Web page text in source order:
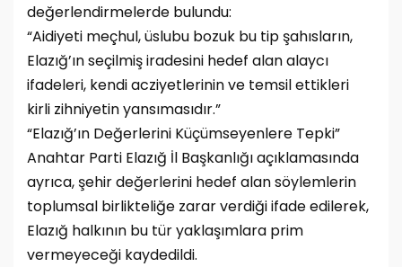
değerlendirmelerde bulundu:
“Aidiyeti meçhul, üslubu bozuk bu tip şahısların,
Elazığ’ın seçilmiş iradesini hedef alan alaycı
ifadeleri, kendi acziyetlerinin ve temsil ettikleri
kirli zihniyetin yansımasıdır.”
“Elazığ’ın Değerlerini Küçümseyenlere Tepki”
Anahtar Parti Elazığ İl Başkanlığı açıklamasında
ayrıca, şehir değerlerini hedef alan söylemlerin
toplumsal birlikteliğe zarar verdiği ifade edilerek,
Elazığ halkının bu tür yaklaşımlara prim
vermeyeceği kaydedildi.